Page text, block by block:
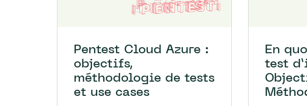
Pentest Cloud Azure :
objectifs,
méthodologie de tests
et use cases
En
test